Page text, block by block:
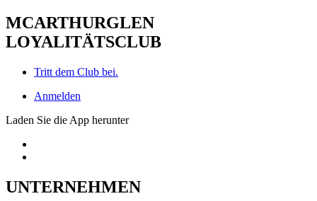
MCARTHURGLEN
LOYALITÄTSCLUB
Tritt dem Club bei.
Anmelden
Laden Sie die App herunter
UNTERNEHMEN